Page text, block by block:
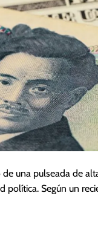
una pulseada de
política. Según un